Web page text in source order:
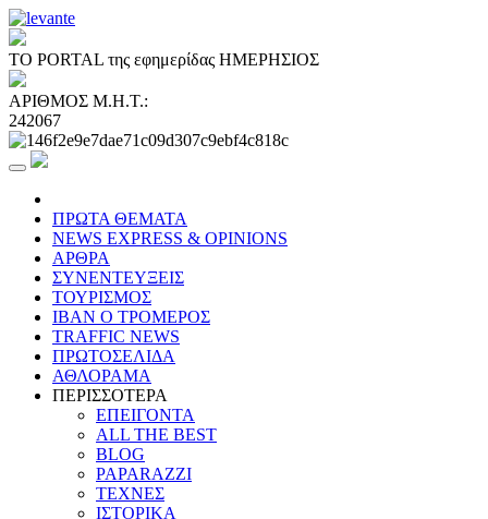
ΤΟ PORTAL της εφημερίδας ΗΜΕΡΗΣΙΟΣ
ΑΡΙΘΜΟΣ Μ.Η.Τ.:
242067
ΠΡΩΤΑ ΘΕΜΑΤΑ
NEWS EXPRESS & OPINIONS
ΑΡΘΡΑ
ΣΥΝΕΝΤΕΥΞΕΙΣ
ΤΟΥΡΙΣΜΟΣ
ΙΒΑΝ Ο ΤΡΟΜΕΡΟΣ
TRAFFIC NEWS
ΠΡΩΤΟΣΕΛΙΔΑ
ΑΘΛΟΡΑΜΑ
ΠΕΡΙΣΣΟΤΕΡΑ
ΕΠΕΙΓΟΝΤΑ
ALL THE BEST
BLOG
PAPARAZZI
ΤΕΧΝΕΣ
ΙΣΤΟΡΙΚΑ